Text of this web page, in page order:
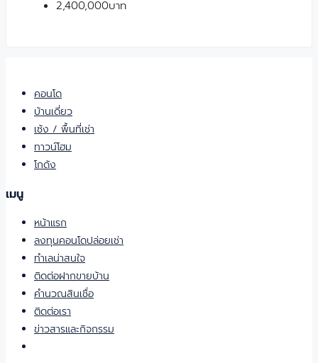
2,400,000บาท
คอนโด
บ้านเดี่ยว
เซ้ง / พื้นที่เช่า
ทาวน์โฮม
โกดัง
เมนู
หน้าแรก
ลงทุนคอนโดปล่อยเช่า
ทำเลน่าสนใจ
ติดต่อฝากขายบ้าน
คำนวณสินเชื่อ
ติดต่อเรา
ข่าวสารและกิจกรรม